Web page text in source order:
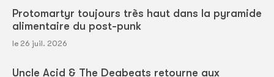
Protomartyr toujours très haut dans la pyramide
alimentaire du post-punk
le 26 juil. 2026
Uncle Acid & The Deabeats retourne aux